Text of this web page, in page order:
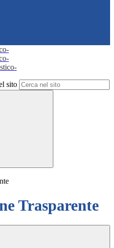
sito
Trasparente